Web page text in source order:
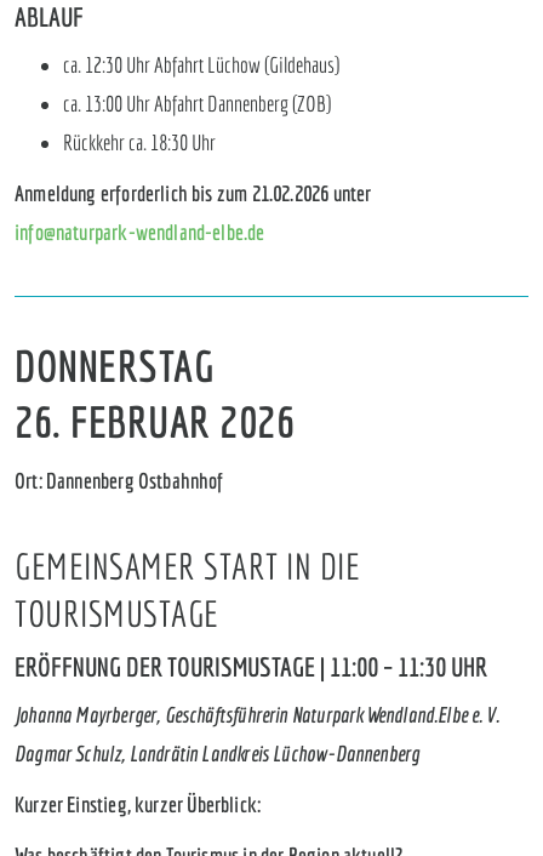
ABLAUF
ca. 12:30 Uhr Abfahrt Lüchow (Gildehaus)
ca. 13:00 Uhr Abfahrt Dannenberg (ZOB)
Rückkehr ca. 18:30 Uhr
Anmeldung erforderlich bis zum 21.02.2026 unter
info@naturpark-wendland-elbe.de
DONNERSTAG
26. FEBRUAR 2026
Ort: Dannenberg Ostbahnhof
GEMEINSAMER START IN DIE
TOURISMUSTAGE
ERÖFFNUNG DER TOURISMUSTAGE | 11:00 – 11:30 UHR
Johanna Mayrberger, Geschäftsführerin Naturpark Wendland.Elbe e. V.
Dagmar Schulz, Landrätin Landkreis Lüchow-Dannenberg
Kurzer Einstieg, kurzer Überblick: